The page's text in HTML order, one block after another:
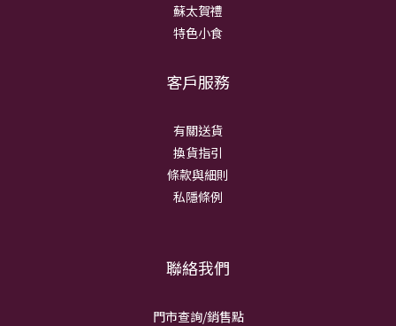
蘇太賀禮
特色小食
客戶服務
有關送貨
換貨指引
條款與細則
私隱條例
聯絡我們
門市查詢/銷售點